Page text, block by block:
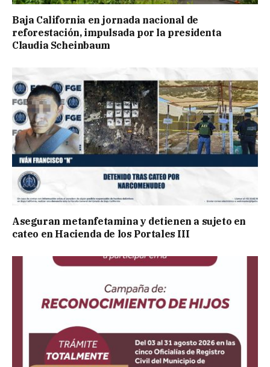
Baja California en jornada nacional de
reforestación, impulsada por la presidenta
Claudia Scheinbaum
Aseguran metanfetamina y detienen a sujeto en
cateo en Hacienda de los Portales III